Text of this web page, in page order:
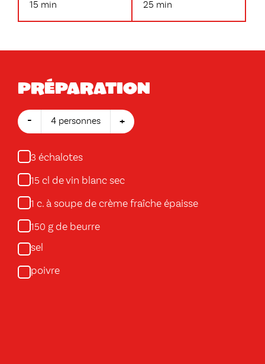
15 min 25 min
Préparation
- 4 personnes +
3 échalotes
15 cl de vin blanc sec
1 c. à soupe de crème fraîche épaisse
150 g de beurre
sel
poivre